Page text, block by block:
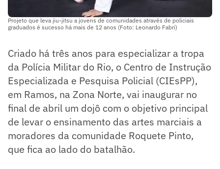
Projeto que leva jiu-jitsu a jovens de comunidades através de policiais
graduados é sucesso há mais de 12 anos (Foto: Leonardo Fabri)
Criado há três anos para especializar a tropa
da Polícia Militar do Rio, o Centro de Instrução
Especializada e Pesquisa Policial (CIEsPP),
em Ramos, na Zona Norte, vai inaugurar no
final de abril um dojô com o objetivo principal
de levar o ensinamento das artes marciais a
moradores da comunidade Roquete Pinto,
que fica ao lado do batalhão.